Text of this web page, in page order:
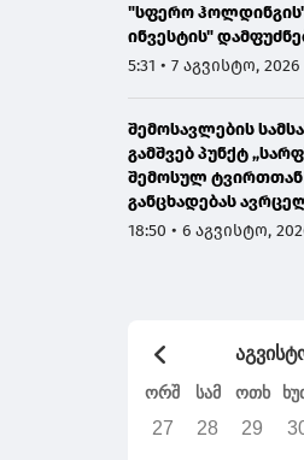
"სფერო
ინვესტის"
თანამშრომელს 12
5:31 • 7 აგვისტო, 2026
შემოსავლების
გამშვებ პუნქტ
შემოსულ ტვირთთან
განცხადებას
18:50 • 6 აგვისტო,
ორშ სამ ოთხ
27 28 29